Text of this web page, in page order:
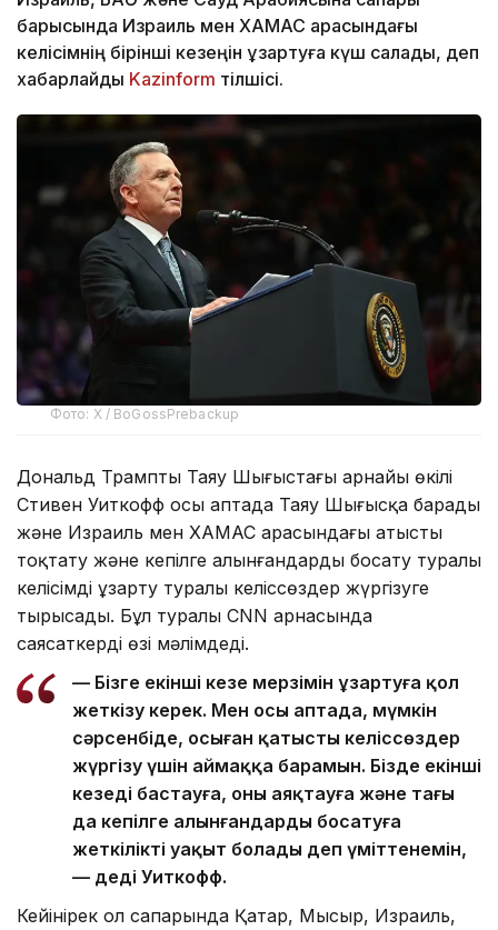
барысында Израиль мен ХАМАС арасындағы
келісімнің бірінші кезеңін ұзартуға күш салады, деп
хабарлайды Kazinform тілшісі.
Фото: X / BoGossPrebackup
Дональд Трамптың Таяу Шығыстағы арнайы өкілі
Стивен Уиткофф осы аптада Таяу Шығысқа барады
және Израиль мен ХАМАС арасындағы атысты
тоқтату және кепілге алынғандарды босату туралы
келісімді ұзарту туралы келіссөздер жүргізуге
тырысады. Бұл туралы CNN арнасында
саясаткердің өзі мәлімдеді.
— Бізге екінші кезең мерзімін ұзартуға қол
жеткізу керек. Мен осы аптада, мүмкін
сәрсенбіде, осыған қатысты келіссөздер
жүргізу үшін аймаққа барамын. Бізде екінші
кезеңді бастауға, оны аяқтауға және тағы
да кепілге алынғандарды босатуға
жеткілікті уақыт болады деп үміттенемін,
— деді Уиткофф.
Кейінірек ол сапарында Қатар, Мысыр, Израиль,